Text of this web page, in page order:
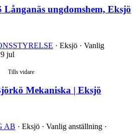
Långanäs ungdomshem, Eksjö
· Eksjö · Vanlig
jul
Tills vidare
Mekaniska | Eksjö
AB · Eksjö · Vanlig anställning ·